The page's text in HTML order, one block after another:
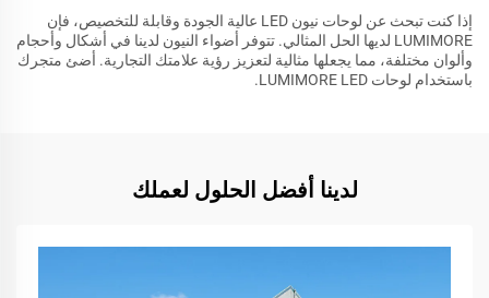
إذا كنت تبحث عن لوحات نيون LED عالية الجودة وقابلة للتخصيص، فإن
LUMIMORE لديها الحل المثالي. تتوفر أضواء النيون لدينا في أشكال وأحجام
وألوان مختلفة، مما يجعلها مثالية لتعزيز رؤية علامتك التجارية. أضئ متجرك
باستخدام لوحات LUMIMORE LED.
لدينا أفضل الحلول لعملك